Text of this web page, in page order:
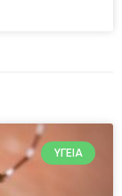
ΥΓΕΊΑ